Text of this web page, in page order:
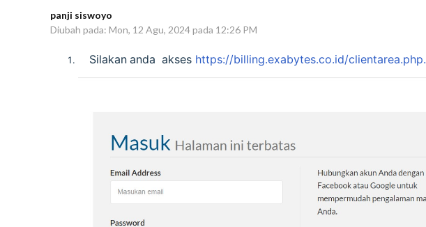
panji siswoyo
Diubah pada: Mon, 12 Agu, 2024 pada 12:26 PM
Silakan anda akses https://billing.exabytes.co.id/clientarea.php.